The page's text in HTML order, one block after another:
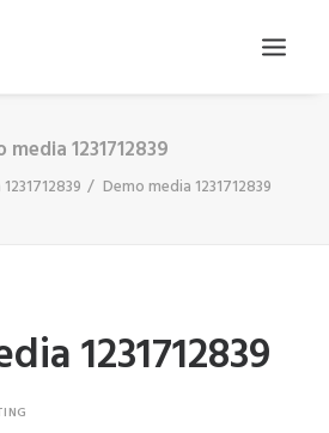
media 1231712839
Demo media 1231712839
1231712839